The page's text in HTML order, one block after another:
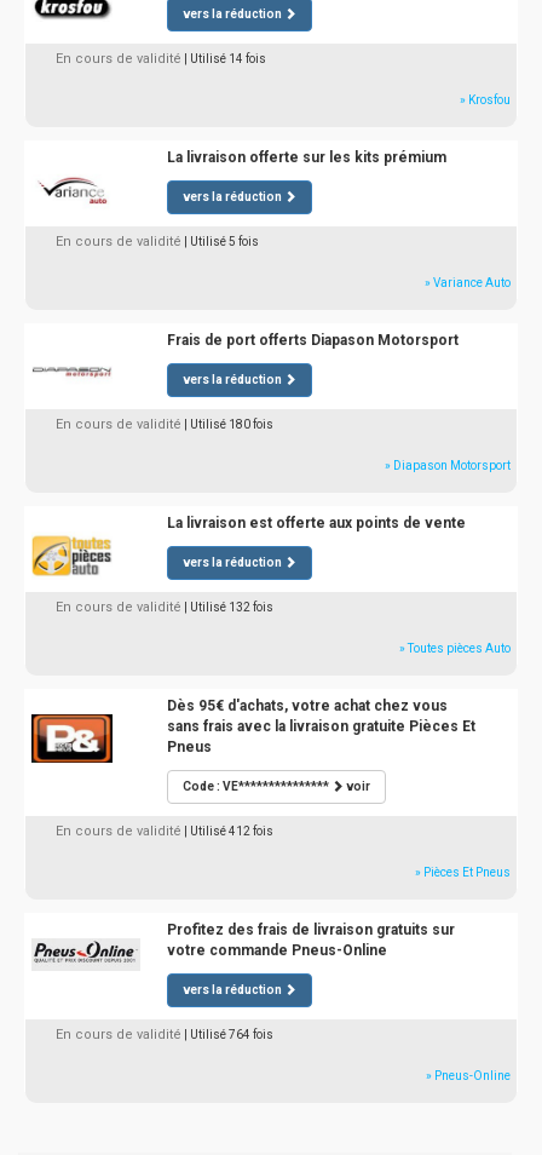
vers la réduction
En cours de validité | Utilisé 14 fois
» Krosfou
La livraison offerte sur les kits prémium
vers la réduction
En cours de validité | Utilisé 5 fois
» Variance Auto
Frais de port offerts Diapason Motorsport
vers la réduction
En cours de validité | Utilisé 180 fois
» Diapason Motorsport
La livraison est offerte aux points de vente
vers la réduction
En cours de validité | Utilisé 132 fois
» Toutes pièces Auto
Dès 95€ d'achats, votre achat chez vous
sans frais avec la livraison gratuite Pièces Et
Pneus
Code : VE*************** voir
En cours de validité | Utilisé 412 fois
» Pièces Et Pneus
Profitez des frais de livraison gratuits sur
votre commande Pneus-Online
vers la réduction
En cours de validité | Utilisé 764 fois
» Pneus-Online